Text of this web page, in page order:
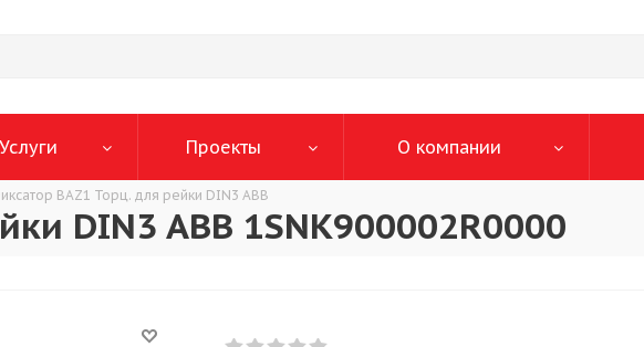
Услуги Проекты О компании
BAZ1 Торц. для рейки DIN3 ABB
DIN3 ABB 1SNK900002R0000